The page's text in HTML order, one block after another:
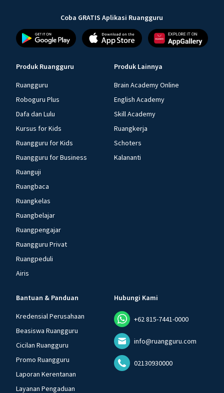
Coba GRATIS Aplikasi Ruangguru
Produk Ruangguru
Ruangguru
Roboguru Plus
Dafa dan Lulu
Kursus for Kids
Ruangguru for Kids
Ruangguru for Business
Ruanguji
Ruangbaca
Ruangkelas
Ruangbelajar
Ruangpengajar
Ruangguru Privat
Ruangpeduli
Airis
Produk Lainnya
Brain Academy Online
English Academy
Skill Academy
Ruangkerja
Schoters
Kalananti
Bantuan & Panduan
Kredensial Perusahaan
Beasiswa Ruangguru
Cicilan Ruangguru
Promo Ruangguru
Laporan Kerentanan
Layanan Pengaduan
Hubungi Kami
+62 815-7441-0000
info@ruangguru.com
02130930000